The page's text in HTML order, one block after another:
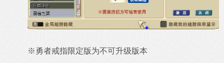
※ 勇者戒指限定版为不可升级版本